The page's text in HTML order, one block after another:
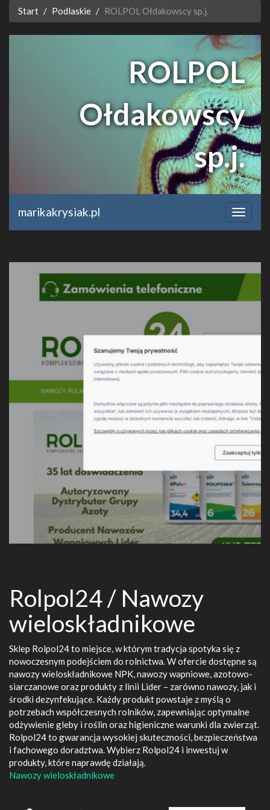
Start Podlaskie ROLPOL Ołdakowscy sp.j.
ROLPOL
Ołdakowscy
sp.j.
www.rolpol24.pl
marikakrysiak.pl
Rolpol24 / Nawozy
wieloskładnikowe
Sklep Rolpol24 to miejsce, w którym tradycja spotyka się z
nowoczesnym podejściem do rolnictwa. W ofercie dostępne są
nawozy wieloskładnikowe NPK, nawozy wapniowe, azotowo-
siarczanowe oraz produkty z linii Lider – zarówno nawozy, jak i
środki dezynfekujące. Każdy produkt powstaje z myślą o
potrzebach współczesnych rolników, zapewniając optymalne
odżywienie gleby i roślin oraz higieniczne warunki dla zwierząt.
Rolpol24 to gwarancja wysokiej skuteczności, bezpieczeństwa
i fachowego doradztwa. Wybierz Rolpol24 i inwestuj w
produkty, które naprawdę działają.
Nawozy wieloskładnikowe